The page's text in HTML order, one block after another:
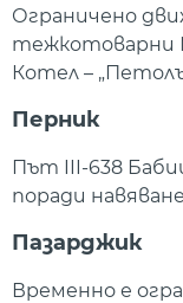
Ограничено
тежкотоварни
Котел –
Перник
Път III-638
поради
Пазарджик
Временно е